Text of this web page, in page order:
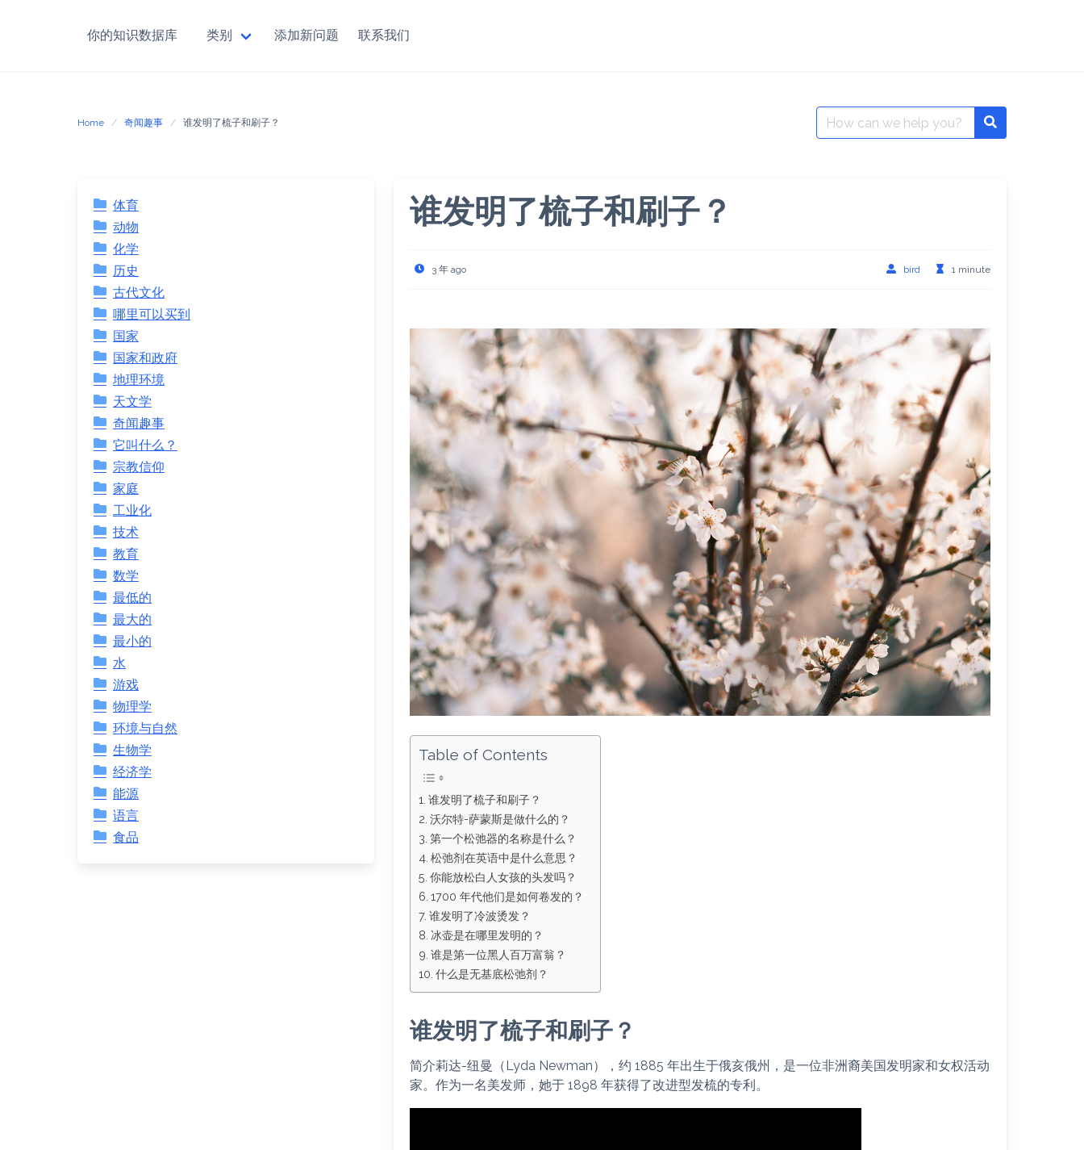
你的知识数据库 类别 添加新问题 联系我们
Home 奇闻趣事 谁发明了梳子和刷子？
Search
for:
Search
体育
动物
化学
历史
古代文化
哪里可以买到
国家
国家和政府
地理环境
天文学
奇闻趣事
它叫什么？
宗教信仰
家庭
工业化
技术
教育
数学
最低的
最大的
最小的
水
游戏
物理学
环境与自然
生物学
经济学
能源
语言
食品
谁发明了梳子和刷子？
3 年 ago bird 1 minute
Table of Contents
谁发明了梳子和刷子？
沃尔特-萨蒙斯是做什么的？
第一个松弛器的名称是什么？
松弛剂在英语中是什么意思？
你能放松白人女孩的头发吗？
1700 年代他们是如何卷发的？
谁发明了冷波烫发？
冰壶是在哪里发明的？
谁是第一位黑人百万富翁？
什么是无基底松弛剂？
谁发明了梳子和刷子？
简介莉达-纽曼（Lyda Newman），约 1885 年出生于俄亥俄州，是一位非洲裔美国发明家和女权活动
家。作为一名美发师，她于 1898 年获得了改进型发梳的专利。